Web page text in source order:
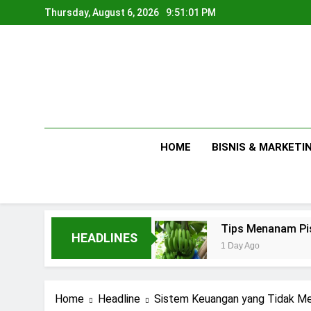
to
Thursday, August 6, 2026 9:51:02 PM
HOME BISNIS &
HEADLINES
Tips Menanam Pisang :
1 Day Ago
Home Headline Sistem Keuangan yang Tidak